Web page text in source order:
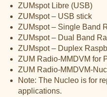
ZUMspot Libre (USB)
ZUMspot – USB stick
ZUMspot – Single Band
ZUMspot – Dual Band
ZUMspot – Duplex
ZUM Radio-MMDVM for
ZUM Radio-MMDVM-
Note: The Nucleo is for
applications.